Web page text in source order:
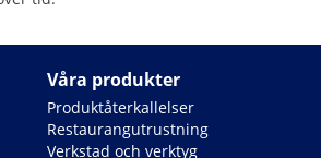
Våra produkter
Produktåterkallelser
Restaurangutrustning
Verkstad och verktyg